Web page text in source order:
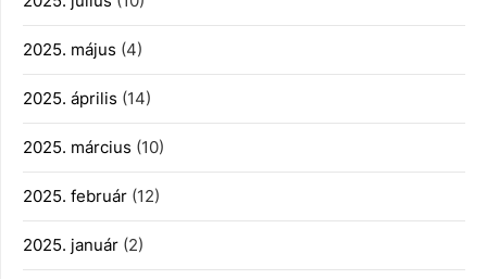
2025. május (4)
2025. április (14)
2025. március (10)
2025. február (12)
2025. január (2)